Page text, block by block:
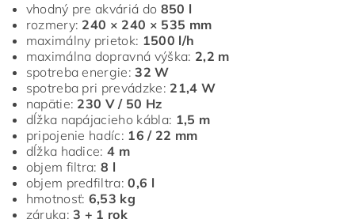
vhodný pre akváriá do 850 l
rozmery: 240 × 240 × 535 mm
maximálny prietok: 1500 l/h
maximálna dopravná výška: 2,2 m
spotreba energie:32 W
spotreba pri prevádzke: 21,4 W
napätie: 230 V / 50 Hz
dĺžka napájacieho kábla: 1,5 m
pripojenie hadíc: 16 / 22 mm
dĺžka hadice:4 m
objem filtra:8 l
objem predfiltra:0,6 l
hmotnosť: 6,53 kg
záruka:3 + 1 rok